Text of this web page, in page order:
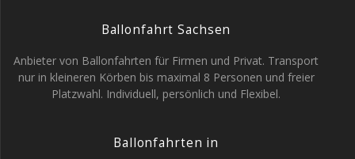
Ballonfahrt Sachsen
Anbieter von Ballonfahrten für Firmen und Privat. Transport
nur in kleineren Körben bis maximal 8 Personen und freier
Platzwahl. Individuell, persönlich und Flexibel.
Ballonfahrten in